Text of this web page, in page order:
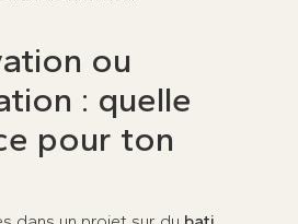
ou
: quelle
pour ton